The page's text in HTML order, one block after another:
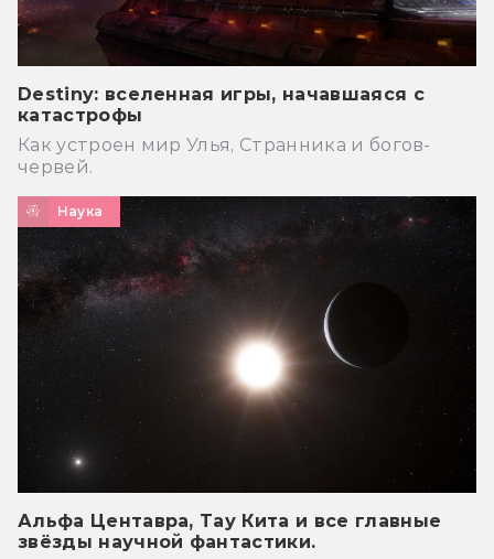
Destiny: вселенная игры, начавшаяся с
катастрофы
Как устроен мир Улья, Странника и богов-
червей.
Наука
Альфа Центавра, Тау Кита и все главные
звёзды научной фантастики.